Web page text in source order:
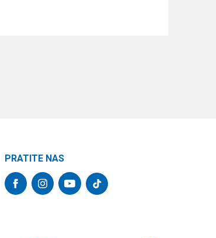
PRATITE NAS